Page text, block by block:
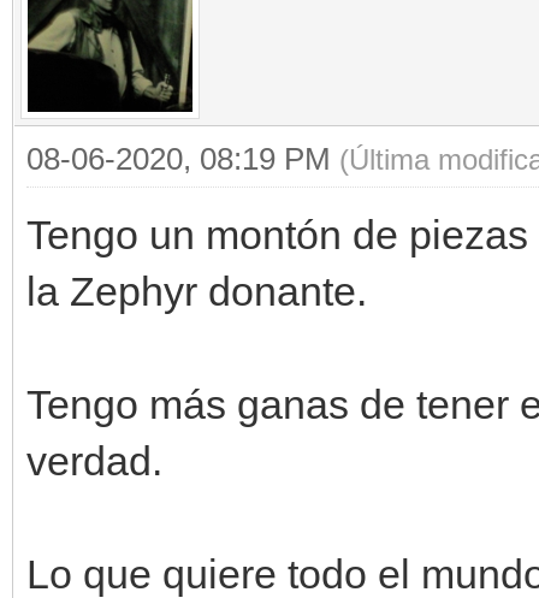
08-06-2020, 08:19 PM (Última
Tengo un montón de
la Zephyr donante.
Tengo más ganas de tener
verdad.
Lo que quiere todo el